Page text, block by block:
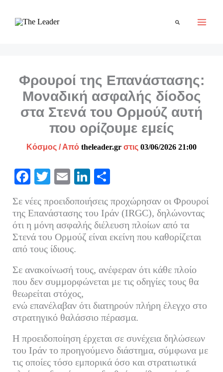
Αναζήτηση
Φρουροί της Επανάστασης:
Μοναδική ασφαλής δίοδος
στα Στενά του Ορμούζ αυτή
που ορίζουμε εμείς
Κόσμος / Από theleader.gr στις 03/06/2026 21:00
Fa
bo
ok
T
tte
r
E
ail
Li
ed
In
ρ
α
στ
τε
Σε νέες προειδοποιήσεις προχώρησαν οι Φρουροί
της Επανάστασης του Ιράν (IRGC), δηλώνοντας
ότι η μόνη ασφαλής διέλευση πλοίων από τα
Στενά του Ορμούζ είναι εκείνη που καθορίζεται
από τους ίδιους.
Σε ανακοίνωσή τους, ανέφεραν ότι κάθε πλοίο
που δεν συμμορφώνεται με τις οδηγίες τους θα
θεωρείται στόχος,
ενώ επανέλαβαν ότι διατηρούν πλήρη έλεγχο στο
στρατηγικό θαλάσσιο πέρασμα.
Η προειδοποίηση έρχεται σε συνέχεια δηλώσεων
του Ιράν το προηγούμενο διάστημα, σύμφωνα με
τις οποίες τόσο εμπορικά όσο και στρατιωτικά